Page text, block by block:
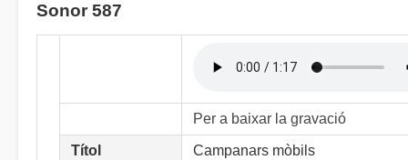
Sonor 587
Per a baixar la gravació
Títol Campanars mòbils